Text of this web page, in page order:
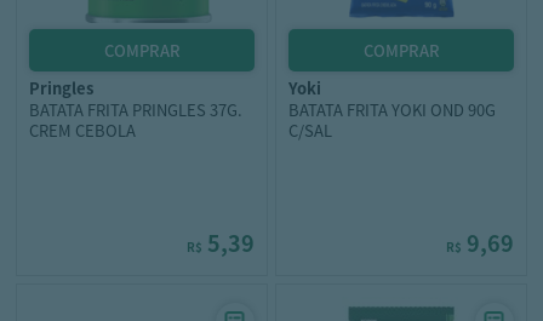
pringles
BATATA FRITA PRINGLES 37G.
CREM CEBOLA
R$ 5,39
yoki
BATATA FRITA YOKI OND 90G
C/SAL
R$ 9,69